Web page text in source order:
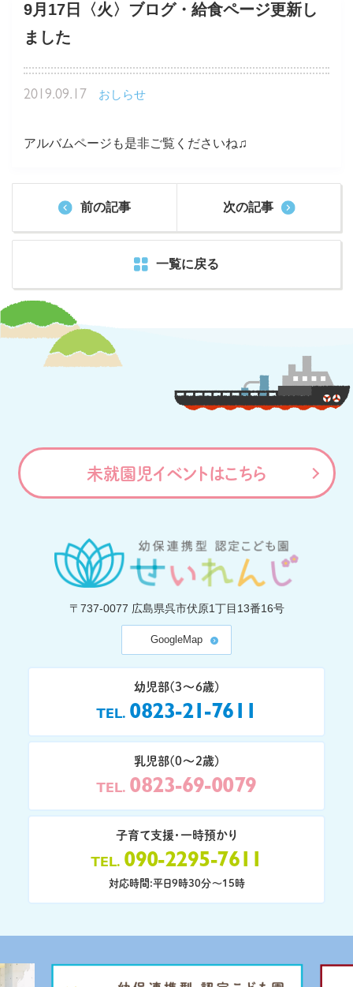
9月17日〈火〉ブログ・給食ページ更新し
ました
2019.09.17 おしらせ
アルバムページも是非ご覧くださいね♫
前の記事
一覧に戻る
次の記事
未就園児イベントはこちら
〒737-0077 広島県呉市伏原1丁目13番16号
GoogleMap
幼児部(3〜6歳)
TEL 0823-21-7611
乳児部(0〜2歳)
TEL 0823-69-0079
子育て支援・一時預かり
TEL 090-2295-7611
対応時間:平日9時30分〜15時